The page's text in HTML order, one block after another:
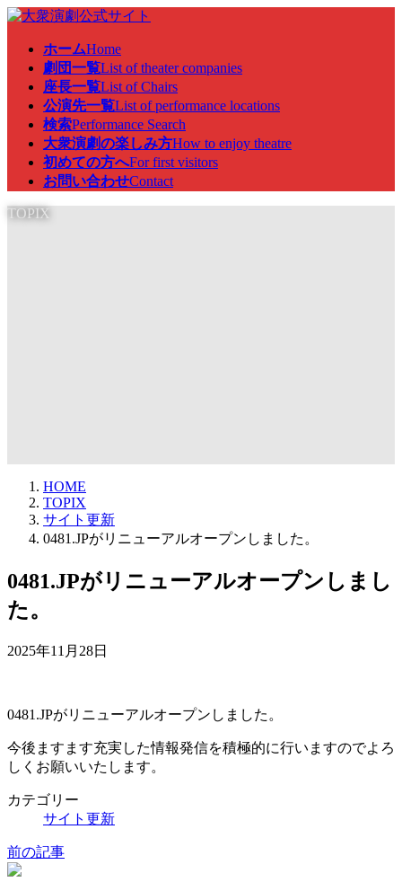
コ
ナ
ホームHome
劇団一覧List of theater companies
座長一覧List of Chairs
公演先一覧List of performance locations
検索Performance Search
大衆演劇の楽しみ方How to enjoy theatre
初めての方へFor first visitors
お問い合わせContact
TOPIX
HOME
TOPIX
サイト更新
0481.JPがリニューアルオープンしました。
0481.JPがリニューアルオープンしまし
た。
2025年11月28日
0481.JPがリニューアルオープンしました。
今後ますます充実した情報発信を積極的に行いますのでよろ
しくお願いいたします。
カテゴリー
サイト更新
前の記事